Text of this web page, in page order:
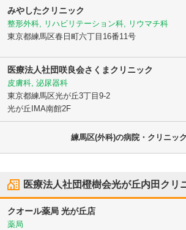
みやしたクリニック
整形外科, リハビリテーション科, リウマチ科
東京都練馬区春日町六丁目16番11号
医療法人社団咲良会さくまクリニック
皮膚科, 泌尿器科
東京都練馬区光が丘3丁目9-2
光が丘IMA南館2F
練馬区(外科)の病院・クリニッ
医療法人社団橙樹会光が丘内田クリ
クオール薬局 光が丘店
薬局